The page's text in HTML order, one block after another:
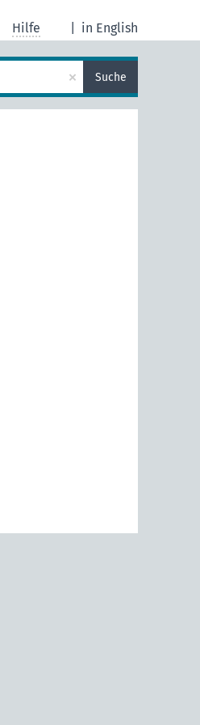
in English
Hilfe
× Suche